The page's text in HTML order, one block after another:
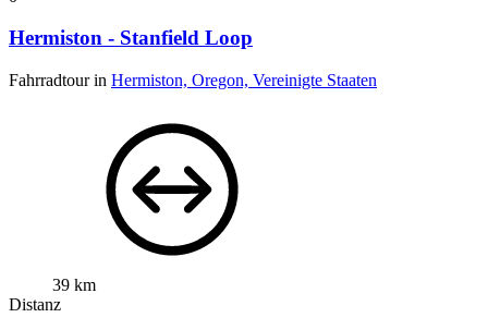
Hermiston - Stanfield Loop
Fahrradtour in Hermiston, Oregon, Vereinigte Staaten
39 km
Distanz